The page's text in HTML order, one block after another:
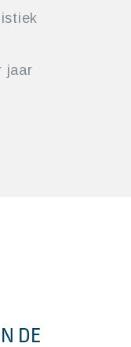
jaar
DE